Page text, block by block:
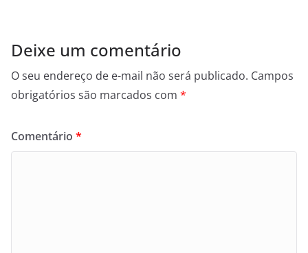
Deixe um comentário
O seu endereço de e-mail não será publicado. Campos
obrigatórios são marcados com *
Comentário *